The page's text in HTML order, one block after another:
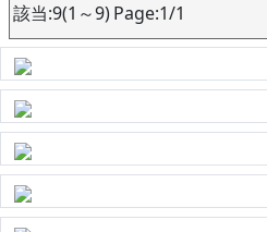
該当:9(1～9) Page:1/1